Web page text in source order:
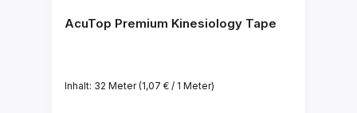
AcuTop Premium Kinesiology Tape
Inhalt: 32 Meter(1,07 € / 1 Meter)